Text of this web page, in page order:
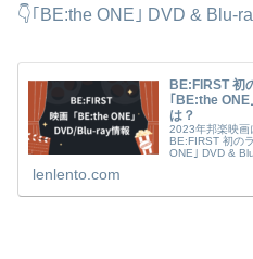
👇｢BE:the ONE｣ DVD & Blu-
BE:FIRST 初
｢BE:the
は？
2023年邦楽映画
BE:FIRST 初の
ONE｣ DVD &
lenlento.com